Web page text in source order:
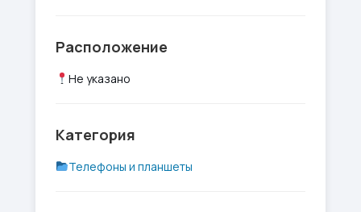
Расположение
Не указано
Категория
Телефоны и планшеты